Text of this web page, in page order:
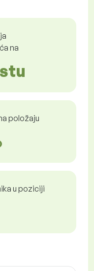
na
položaju
u poziciji